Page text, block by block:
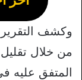
وكشف التقرير
من خلال
المتفق عليه